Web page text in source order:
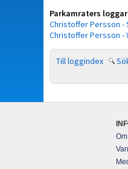
Parkamraters
Christoffer Persson -
Christoffer Persson -
Till loggindex